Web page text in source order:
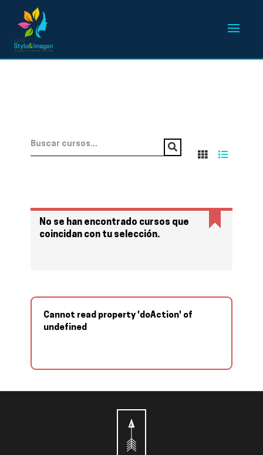
No se han encontrado cursos que
coincidan con tu selección.
Cannot read property 'doAction' of
undefined